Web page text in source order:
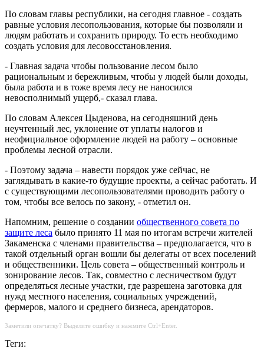
По словам главы республики, на сегодня главное - создать
равные условия лесопользования, которые бы позволяли и
людям работать и сохранить природу. То есть необходимо
создать условия для лесовосстановления.
- Главная задача чтобы пользование лесом было
рациональным и бережливым, чтобы у людей были доходы,
была работа и в тоже время лесу не наносился
невосполнимый ущерб,- сказал глава.
По словам Алексея Цыденова, на сегодняшний день
неучтенный лес, уклонение от уплаты налогов и
неофициальное оформление людей на работу – основные
проблемы лесной отрасли.
- Поэтому задача – навести порядок уже сейчас, не
заглядывать в какие-то будущие проекты, а сейчас работать. И
с существующими лесопользователями проводить работу о
том, чтобы все велось по закону, - отметил он.
Напомним, решение о создании общественного совета по
защите леса было принято 11 мая по итогам встречи жителей
Закаменска с членами правительства – предполагается, что в
такой отдельный орган вошли бы делегаты от всех поселений
и общественники. Цель совета – общественный контроль и
зонирование лесов. Так, совместно с лесничеством будут
определяться лесные участки, где разрешена заготовка для
нужд местного населения, социальных учреждений,
фермеров, малого и среднего бизнеса, арендаторов.
Заметили опечатку? Выделите ошибку и нажмите Ctrl+Enter.
Теги: